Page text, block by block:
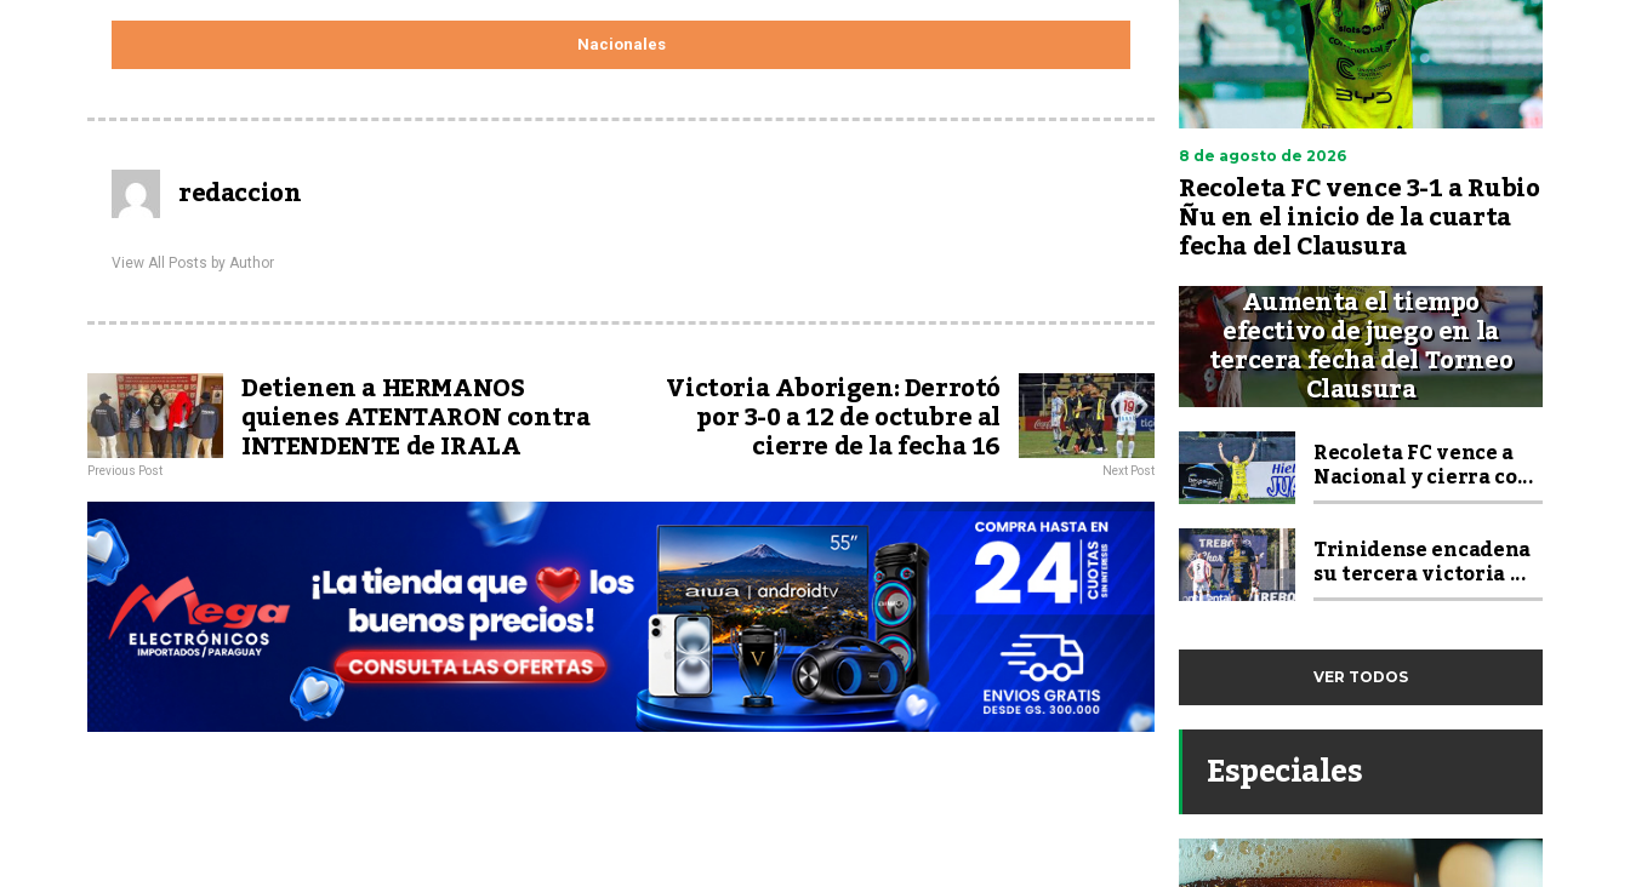
Nacionales
redaccion
View All Posts by Author
Detienen a HERMANOS
quienes ATENTARON contra
INTENDENTE de IRALA
Previous Post
Victoria Aborigen: Derrotó
por 3-0 a 12 de octubre al
cierre de la fecha 16 Next Post
8 de agosto de 2026
Recoleta FC vence 3-1 a Rubio
Ñu en el inicio de la cuarta
fecha del Clausura
Aumenta el tiempo
efectivo de juego en la
tercera fecha del Torneo
Clausura
Recoleta FC vence a
Nacional y cierra co...
Trinidense encadena
su tercera victoria ...
VER TODOS
Especiales